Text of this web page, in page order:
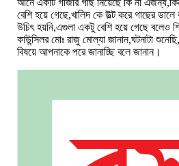
বেশি হয়ে গেছে,খালিদ কে উল্ট করে গাছের
উচিৎ হয়নি,এগুলা একটু বেশি হয়ে গেছে বলেও
কাউন্সিলর মোঃ রাজু মোল্যা জানান,ঘটনাটা
বিষয়ে আপনাকে পরে জানাচ্ছি বলে জানান।